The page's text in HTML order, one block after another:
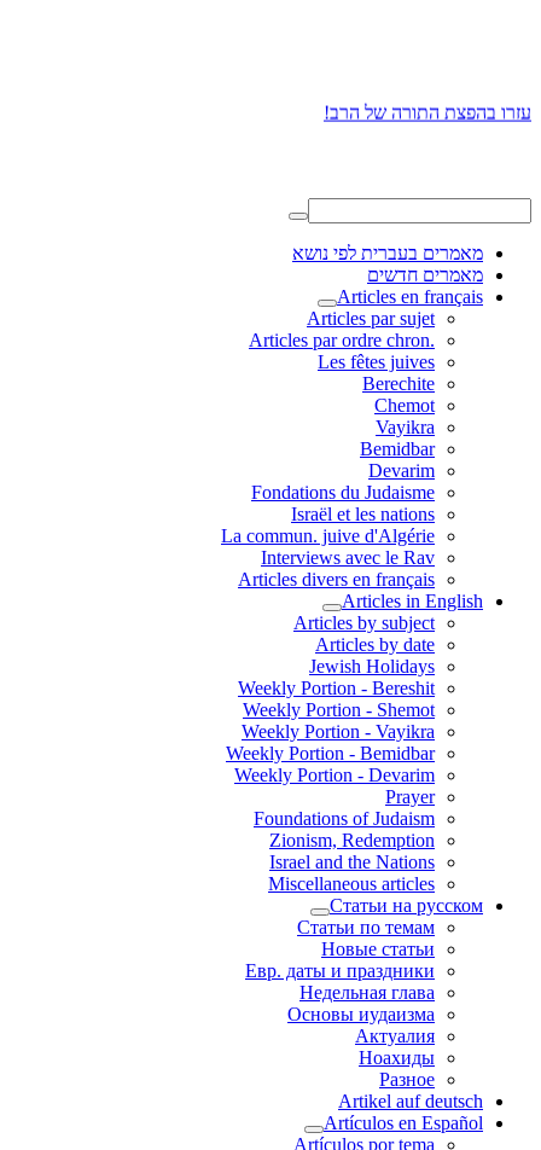
עזרו בהפצת התורה של הרב!
מאמרים בעברית לפי נושא
מאמרים חדשים
Articles en français
Articles par sujet
.Articles par ordre chron
Les fêtes juives
Berechite
Chemot
Vayikra
Bemidbar
Devarim
Fondations du Judaisme
Israël et les nations
La commun. juive d'Algérie
Interviews avec le Rav
Articles divers en français
Articles in English
Articles by subject
Articles by date
Jewish Holidays
Weekly Portion - Bereshit
Weekly Portion - Shemot
Weekly Portion - Vayikra
Weekly Portion - Bemidbar
Weekly Portion - Devarim
Prayer
Foundations of Judaism
Zionism, Redemption
Israel and the Nations
Miscellaneous articles
Статьи на русском
Статьи по темам
Новые статьи
Евр. даты и праздники
Недельная глава
Основы иудаизма
Актуалия
Ноахиды
Разное
Artikel auf deutsch
Artículos en Español
Artículos por tema